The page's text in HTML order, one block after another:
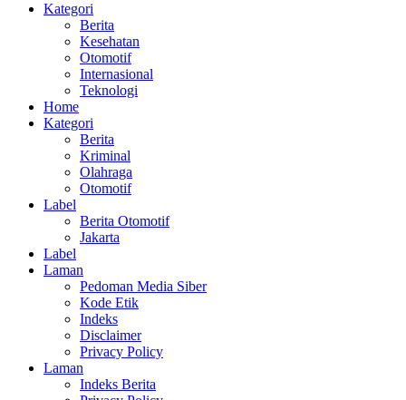
Kategori
Berita
Kesehatan
Otomotif
Internasional
Teknologi
Home
Kategori
Berita
Kriminal
Olahraga
Otomotif
Label
Berita Otomotif
Jakarta
Label
Laman
Pedoman Media Siber
Kode Etik
Indeks
Disclaimer
Privacy Policy
Laman
Indeks Berita